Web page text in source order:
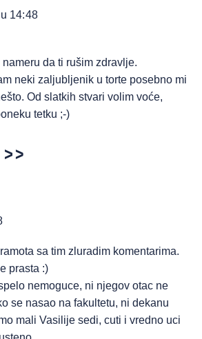
14:48
da ti rušim zdravlje.
neki zaljubljenik u torte posebno mi
Od slatkih stvari volim voće,
tetku ;-)
sa tim zluradim komentarima.
prasta :)
nemoguce, ni njegov otac ne
se nasao na fakultetu, ni dekanu
mali Vasilije sedi, cuti i vredno uci